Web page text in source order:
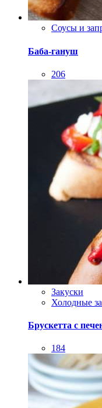
Соусы и
Баба-гануш
206
Закуски
Холодные
Брускетта с
184